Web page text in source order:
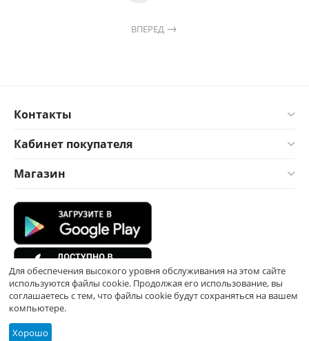
ВПЕРЕД
Контакты
Кабинет покупателя
Магазин
Для обеспечения высокого уровня обслуживания на этом сайте
используются файлы cookie. Продолжая его использование, вы
соглашаетесь с тем, что файлы cookie будут сохраняться на вашем
компьютере.
Хорошо